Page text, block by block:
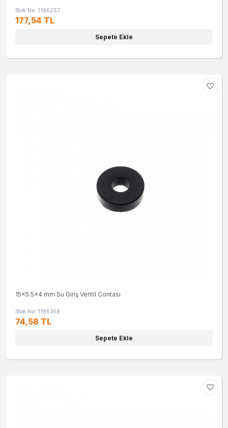
Stok No: 1186257
177,54 TL
Sepete Ekle
15x5.5x4 mm Su Giriş Ventil Contası
Stok No: 1186369
74,58 TL
Sepete Ekle